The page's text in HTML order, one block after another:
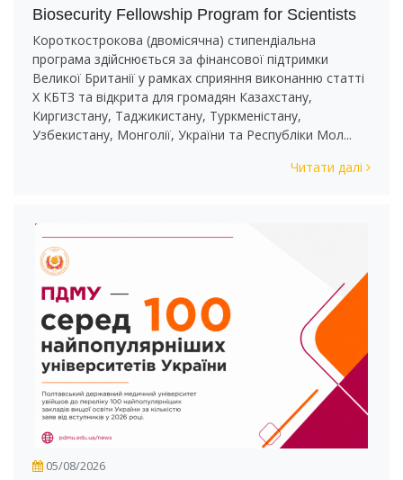
Biosecurity Fellowship Program for Scientists
Короткострокова (двомісячна) стипендіальна
програма здійснюється за фінансової підтримки
Великої Британії у рамках сприяння виконанню статті
X КБТЗ та відкрита для громадян Казахстану,
Киргизстану, Таджикистану, Туркменістану,
Узбекистану, Монголії, України та Республіки Мол...
Читати далі
05/08/2026